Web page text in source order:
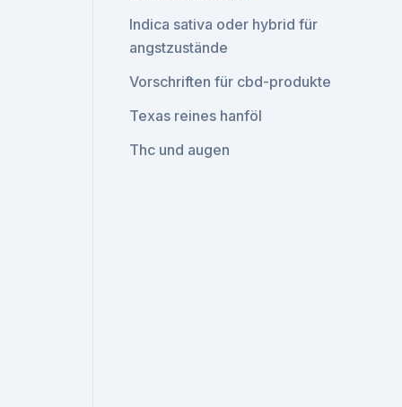
Indica sativa oder hybrid für
angstzustände
Vorschriften für cbd-produkte
Texas reines hanföl
Thc und augen